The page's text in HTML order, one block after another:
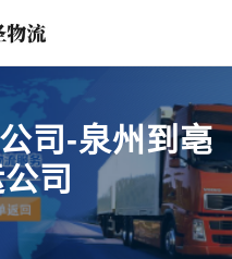
司-泉州到亳
司